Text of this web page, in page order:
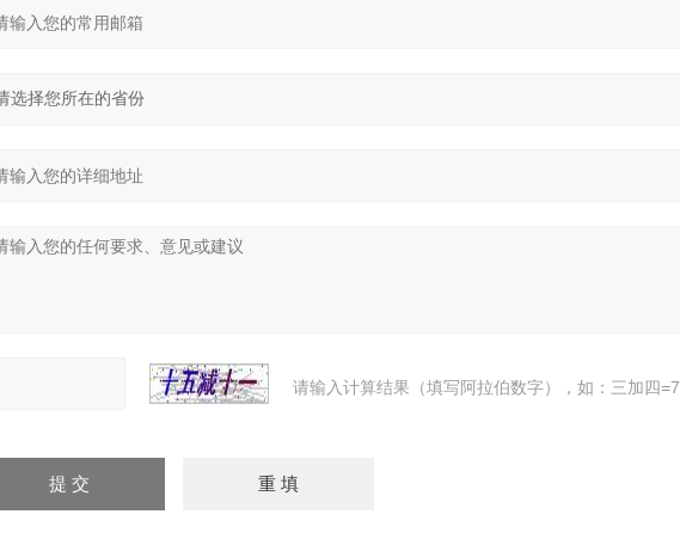
请输入计算结果（填写阿拉伯数字），如：三加四=7